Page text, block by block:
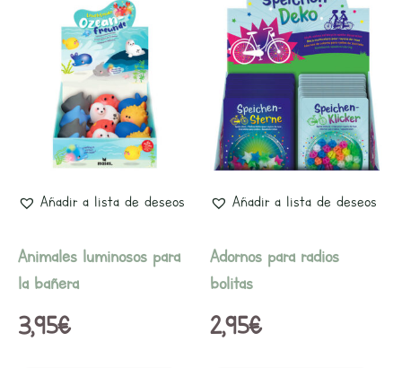
Añadir a lista de deseos
Animales luminosos para
la bañera
3,95€
Añadir a lista de deseos
Adornos para radios
bolitas
2,95€